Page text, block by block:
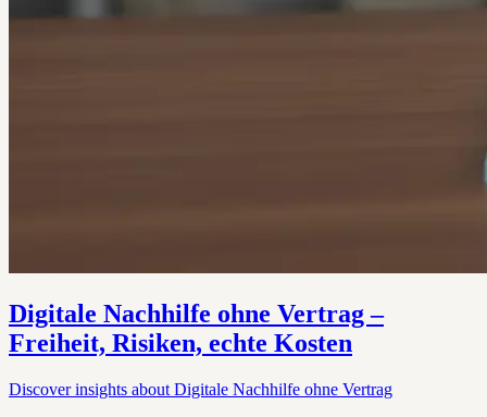
Digitale Nachhilfe ohne Vertrag –
Freiheit, Risiken, echte Kosten
Discover insights about Digitale Nachhilfe ohne Vertrag